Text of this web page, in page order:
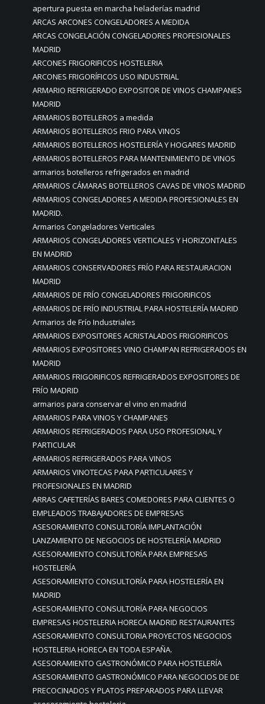
apertura puesta en marcha heladerías madrid
ARCAS ARCONES CONGELADORES A MEDIDA
ARCAS CONGELACIÓN CONGELADORES PROFESIONALES
MADRID
ARCONES FRIGORIFICOS HOSTELERIA
ARCONES FRIGORÍFICOS USO INDUSTRIAL
ARMARIO REFRIGERADO EXPOSITOR DE VINOS CHAMPANES
MADRID
ARMARIOS BOTELLEROS a medida
ARMARIOS BOTELLEROS FRIO PARA VINOS
ARMARIOS BOTELLEROS HOSTELERÍA Y HOGARES MADRID
ARMARIOS BOTELLEROS PARA MANTENIMIENTO DE VINOS
armarios botelleros refrigerados en madrid
ARMARIOS CÁMARAS BOTELLEROS CAVAS DE VINOS MADRID
ARMARIOS CONGELADORES A MEDIDA PROFESIONALES EN
MADRID.
Armarios Congeladores Verticales
ARMARIOS CONGELADORES VERTICALES Y HORIZONTALES
EN MADRID
ARMARIOS CONSERVADORES FRÍO PARA RESTAURACION
MADRID
ARMARIOS DE FRÍO CONGELADORES FRIGORIFICOS
ARMARIOS DE FRÍO INDUSTRIAL PARA HOSTELERÍA MADRID
Armarios de Frío Industriales
ARMARIOS EXPOSITORES ACRISTALADOS FRIGORIFICOS
ARMARIOS EXPOSITORES VINO CHAMPAN REFRIGERADOS EN
MADRID
ARMARIOS FRIGORIFICOS REFRIGERADOS EXPOSITORES DE
FRÍO MADRID
armarios para conservar el vino en madrid
ARMARIOS PARA VINOS Y CHAMPANES
ARMARIOS REFRIGERADOS PARA USO PROFESIONAL Y
PARTICULAR
ARMARIOS REFRIGERADOS PARA VINOS
ARMARIOS VINOTECAS PARA PARTICULARES Y
PROFESIONALES EN MADRID
ARRAS CAFETERÍAS BARES COMEDORES PARA CLIENTES O
EMPLEADOS TRABAJADORES DE EMPRESAS
ASESORAMIENTO CONSULTORÍA IMPLANTACIÓN
LANZAMIENTO DE NEGOCIOS DE HOSTELERÍA MADRID
ASESORAMIENTO CONSULTORÍA PARA EMPRESAS
HOSTELERÍA
ASESORAMIENTO CONSULTORÍA PARA HOSTELERÍA EN
MADRID
ASESORAMIENTO CONSULTORÍA PARA NEGOCIOS
EMPRESAS HOSTELERIA HORECA MADRID RESTAURANTES
ASESORAMIENTO CONSULTORIA PROYECTOS NEGOCIOS
HOSTELERIA HORECA EN TODA ESPAÑA.
ASESORAMIENTO GASTRONÓMICO PARA HOSTELERÍA
ASESORAMIENTO GASTRONÓMICO PARA NEGOCIOS DE DE
PRECOCINADOS Y PLATOS PREPARADOS PARA LLEVAR